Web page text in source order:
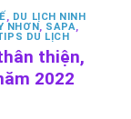
, DU LỊCH NINH
NHƠN, SAPA,
DU LỊCH
thiện,
2022